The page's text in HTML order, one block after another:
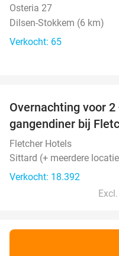
Osteria 27
Dilsen-Stokkem (6 km)
Verkocht: 65
Overnachting voor
gangendiner bij
Fletcher Hotels
Sittard (+ meerdere
Verkocht: 18.392